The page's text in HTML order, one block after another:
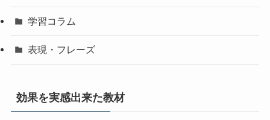
学習コラム
表現・フレーズ
効果を実感出来た教材